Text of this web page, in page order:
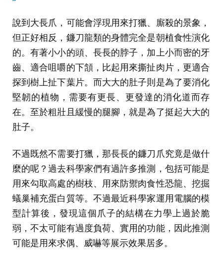
說到大長爪，可能會浮現用來打獵、廝殺的景象，
但正好相反，鐮刀龍類的身體完全是朝植食性演化
的。有著小小的頭、長長的脖子，加上小而密的牙
齒、適合咀嚼的下頷，比起用來撕扯肉片，更適合
探到樹上扯下葉片。而大大的肚子則是為了要消化
堅韌的植物，需要有更長、更發達的消化道而存
在。至於粗壯且緩慢的腿腳，就是為了挺起大大的
肚子。
不過既然不需要打獵，那長長的鐮刀爪究竟是做什
麼的呢？過去科學家們有過許多推測，包括可能是
用來勾取高處的樹枝、用來防禦肉食性恐龍、挖掘
蟻巢補充蛋白質等。不過最近科學家運用電腦的模
型計算後，發現這個爪子的結構在力學上過於脆
弱，不太可能有過度負荷、實用的功能，因此推測
可能是用來求偶、威嚇等展示效果居多。